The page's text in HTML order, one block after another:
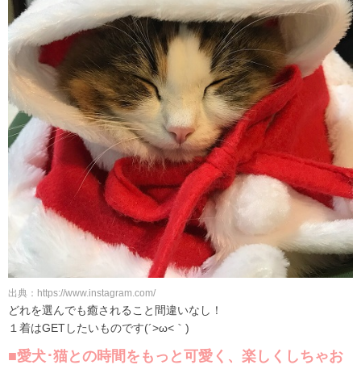
出典：https://www.instagram.com/
どれを選んでも癒されること間違いなし！
１着はGETしたいものです(´>ω<｀)
■愛犬･猫との時間をもっと可愛く、楽しくしちゃお